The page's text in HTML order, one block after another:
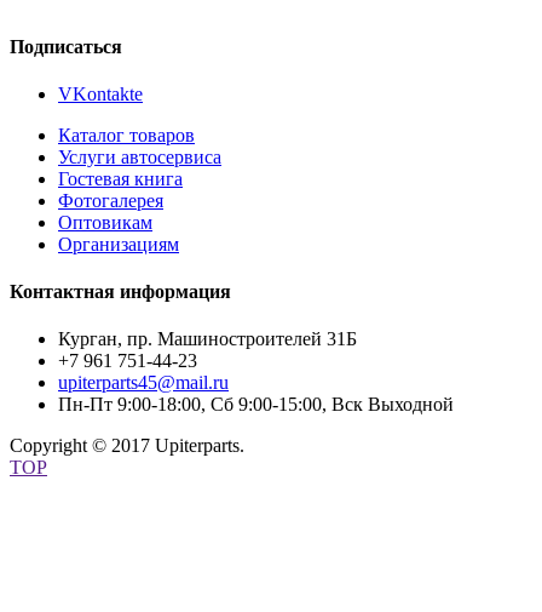
Подписаться
VKontakte
Каталог товаров
Услуги автосервиса
Гостевая книга
Фотогалерея
Оптовикам
Организациям
Контактная информация
Курган, пр. Машиностроителей 31Б
+7 961 751-44-23
upiterparts45@mail.ru
Пн-Пт 9:00-18:00, Сб 9:00-15:00, Вск Выходной
Copyright © 2017 Upiterparts.
TOP